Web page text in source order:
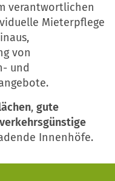
verantwortlichen
Mieterpflege
von
und
, gute
verkehrsgünstige
Innenhöfe.